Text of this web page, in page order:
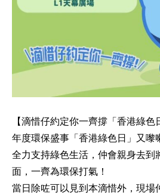
【滴惜仔約定你一齊撐「香港綠色
年度環保盛事「香港綠色日」又嚟
全力支持綠色生活，仲會親身去到
面，一齊為環保打氣！
當日除咗可以見到本滴惜外，現場